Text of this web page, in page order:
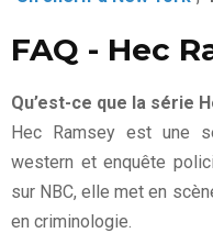
FAQ - Hec
Qu’est-ce que la série
Hec Ramsey est une
western et enquête
sur NBC, elle met en
en criminologie.